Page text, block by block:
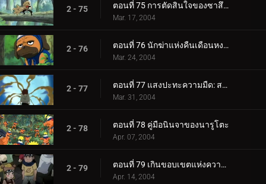
2 - 75 ตอนที่ 75 การตัดสินใจของซาสึเกะ: ผลักให้ถึงขอบ!
Mar. 17, 2004
2 - 76 ตอนที่ 76 นักฆ่าแห่งคืนเดือนหงาย
Mar. 24, 2004
2 - 77 ตอนที่ 77 แสงปะทะความมืด: สองหน้าของกาอาระ
Mar. 31, 2004
2 - 78 ตอนที่ 78 คู่มือนินจาของนารูโตะ
Apr. 07, 2004
2 - 79 ตอนที่ 79 เกินขอบเขตแห่งความมืดและแสงสว่าง
Apr. 14, 2004